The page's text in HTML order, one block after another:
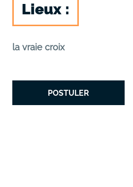
Lieux :
la vraie croix
POSTULER